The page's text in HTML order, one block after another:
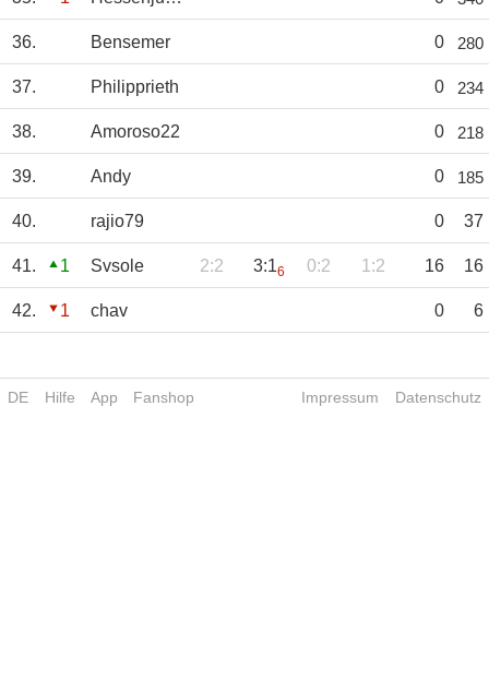
36. Bensemer 0 280
37. Philipprieth 0 234
38. Amoroso22 0 218
39. Andy 0 185
40. rajio79 0 37
41. 1 Svsole 2:2 3:16 0:2 1:2 16 16
42. 1 chav 0 6
DE Hilfe App Fanshop Impressum Datenschutz